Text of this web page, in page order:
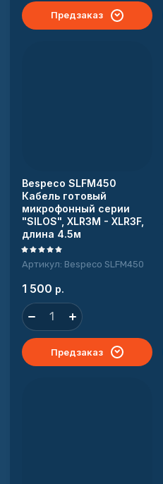
Предзаказ
Bespeco SLFM450
Кабель готовый
микрофонный серии
"SILOS", XLR3M - XLR3F,
длина 4.5м
Артикул: Bespeco SLFM450
1 500 р.
Предзаказ